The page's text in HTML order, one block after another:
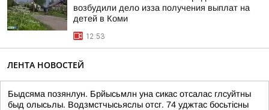
возбудили дело изза получения выплат на
детей в Коми
12:53
ЛЕНТА НОВОСТЕЙ
Быдсяма позянлун. Брйысьмлн уна сикас отсалас глсуйтны
быд олысьлы. Водзмстчысьяслы отсг. 74 уджтас босьтiсны